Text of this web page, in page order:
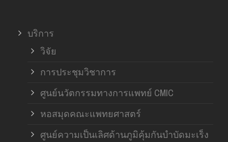
บริการ
วิจัย
การประชุมวิชาการ
ศูนย์นวัตกรรมทางการแพทย์ CMIC
หอสมุดคณะแพทยศาสตร์
ศูนย์ความเป็นเลิศด้านภูมิคุ้มกันบำบัดมะเร็ง